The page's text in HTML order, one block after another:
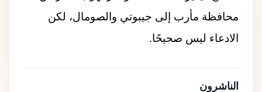
محافظة مأرب إلى جيبوتي والصومال، لكن
الادعاء ليس صحيحًا.
الناشرون